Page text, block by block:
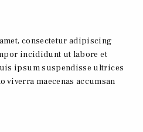
consectetur adipiscing
incididunt ut labore et
ipsum suspendisse ultrices
viverra maecenas accumsan